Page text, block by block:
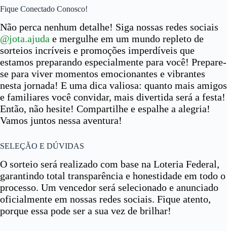
Fique Conectado Conosco!
Não perca nenhum detalhe! Siga nossas redes sociais
@jota.ajuda e mergulhe em um mundo repleto de
sorteios incríveis e promoções imperdíveis que
estamos preparando especialmente para você! Prepare-
se para viver momentos emocionantes e vibrantes
nesta jornada! E uma dica valiosa: quanto mais amigos
e familiares você convidar, mais divertida será a festa!
Então, não hesite! Compartilhe e espalhe a alegria!
Vamos juntos nessa aventura!
SELEÇÃO E DÚVIDAS
O sorteio será realizado com base na Loteria Federal,
garantindo total transparência e honestidade em todo o
processo. Um vencedor será selecionado e anunciado
oficialmente em nossas redes sociais. Fique atento,
porque essa pode ser a sua vez de brilhar!